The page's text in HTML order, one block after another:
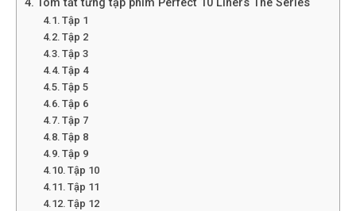
Tóm tắt từng tập phim Perfect 10 Liners The Series
Tập 1
Tập 2
Tập 3
Tập 4
Tập 5
Tập 6
Tập 7
Tập 8
Tập 9
Tập 10
Tập 11
Tập 12